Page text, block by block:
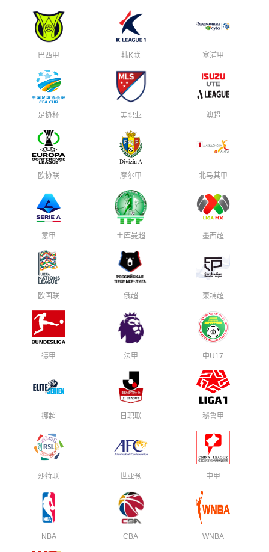
巴西甲 韩K联 塞浦甲
足协杯 美职业 澳超
欧协联 摩尔甲 北马其甲
意甲 土库曼超 墨西超
欧国联 俄超 柬埔超
德甲 法甲 中U17
挪超 日职联 秘鲁甲
沙特联 世亚预 中甲
NBA CBA WNBA